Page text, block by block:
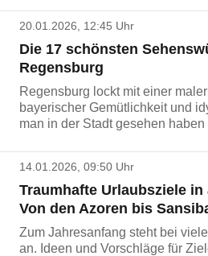
20.01.2026, 12:45 Uhr
Die 17 schönsten
Regensburg
Regensburg lockt mit einer
bayerischer Gemütlichkeit und
man in der Stadt gesehen haben
14.01.2026, 09:50 Uhr
Traumhafte Urlaubsziele in
Von den Azoren bis
Zum Jahresanfang steht bei
an. Ideen und Vorschläge für